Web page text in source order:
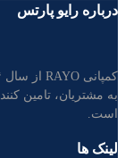
درباره رایو پارتس
به مشتریان، تامین
است.
لینک ها